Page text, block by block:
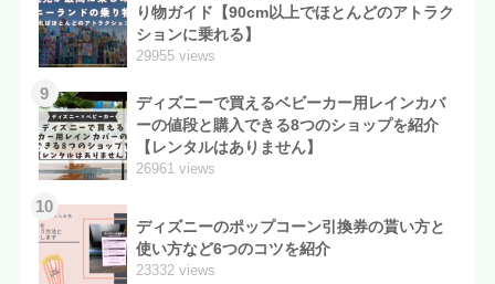
り物ガイド【90cm以上でほとんどのアトラク
ションに乗れる】
29955 views
9
ディズニーで買えるベビーカー用レインカバ
ーの値段と購入できる8つのショップを紹介
【レンタルはありません】
26961 views
10
ディズニーのポップコーン引換券の貰い方と
使い方など6つのコツを紹介
23332 views